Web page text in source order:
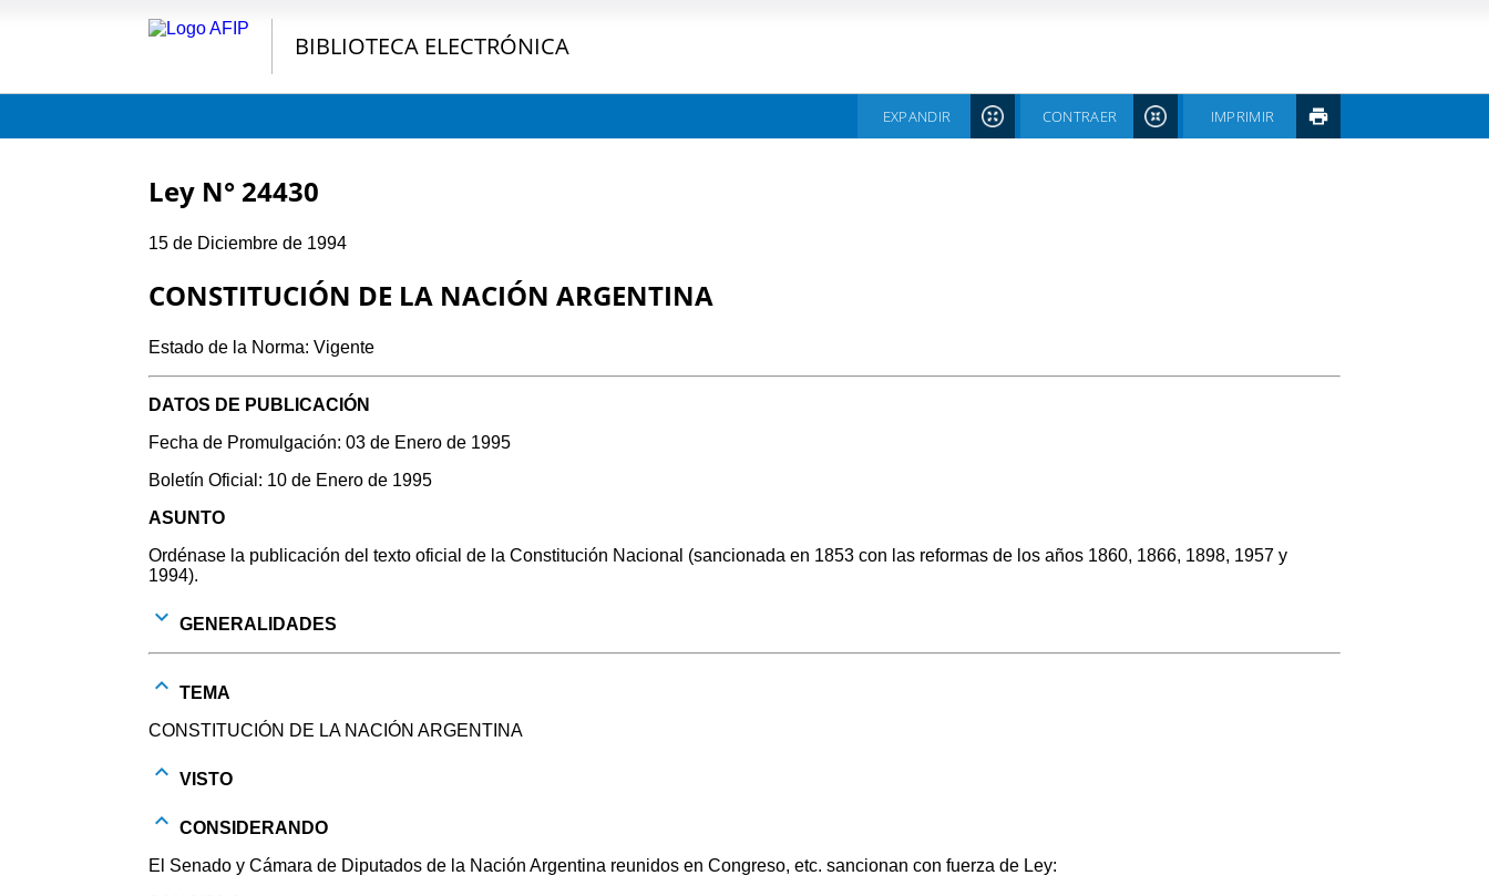
BIBLIOTECA ELECTRÓNICA
IMPRIMIR
CONTRAER
EXPANDIR
Ley N° 24430
15 de Diciembre de 1994
CONSTITUCIÓN DE LA NACIÓN ARGENTINA
Estado de la Norma: Vigente
DATOS DE PUBLICACIÓN
Fecha de Promulgación: 03 de Enero de 1995
Boletín Oficial: 10 de Enero de 1995
ASUNTO
Ordénase la publicación del texto oficial de la Constitución Nacional (sancionada en 1853 con las reformas de los años 1860, 1866, 1898, 1957 y
1994).
GENERALIDADES
TEMA
CONSTITUCIÓN DE LA NACIÓN ARGENTINA
VISTO
CONSIDERANDO
El Senado y Cámara de Diputados de la Nación Argentina reunidos en Congreso, etc. sancionan con fuerza de Ley: